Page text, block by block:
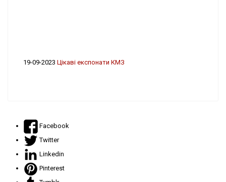
19-09-2023 Цікаві експонати КМЗ
Facebook
Twitter
Linkedin
Pinterest